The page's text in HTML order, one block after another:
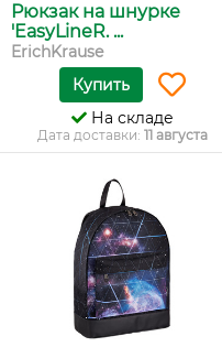
Рюкзак на шнурке
'EasyLineR. ...
ErichKrause
Купить
На складе
Дата доставки: 11 августа